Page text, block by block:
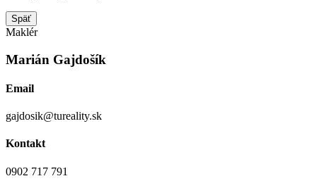
Späť
Maklér
Marián Gajdošík
Email
gajdosik@tureality.sk
Kontakt
0902 717 791